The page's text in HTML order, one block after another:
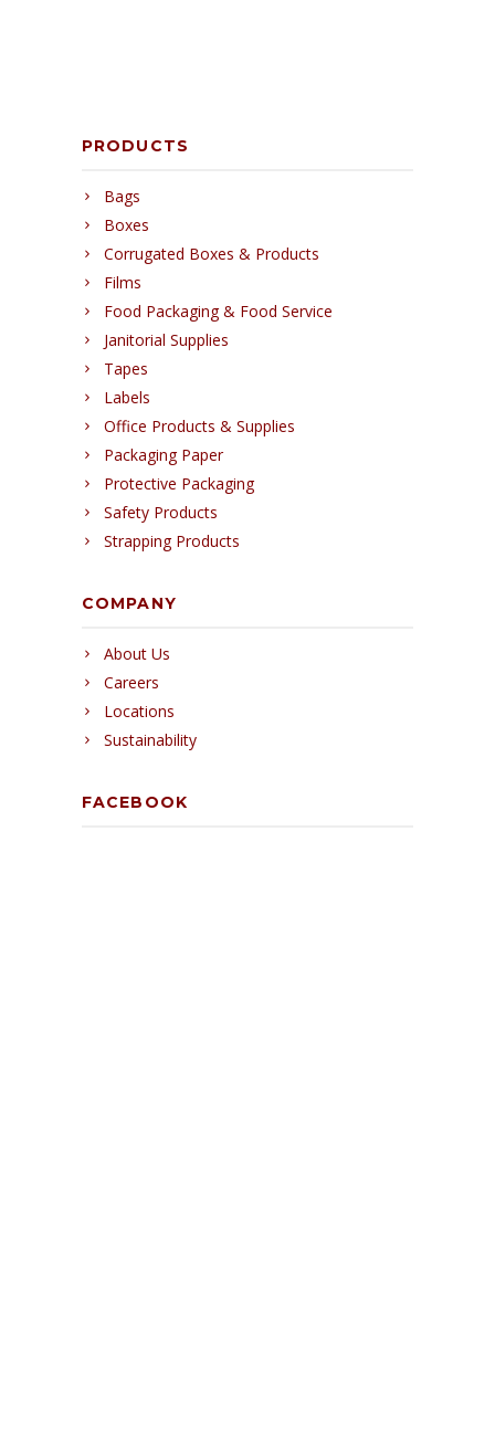
PRODUCTS
Bags
Boxes
Corrugated Boxes & Products
Films
Food Packaging & Food Service
Janitorial Supplies
Tapes
Labels
Office Products & Supplies
Packaging Paper
Protective Packaging
Safety Products
Strapping Products
COMPANY
About Us
Careers
Locations
Sustainability
FACEBOOK